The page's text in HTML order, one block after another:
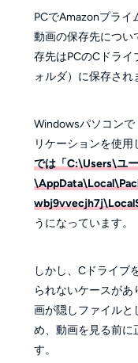
PCでAmazonプライ
動画の保存先につい
存先はPCのCドラ
ォルダ）に保存され
Windowsパソコン
リケーションを使用
では「C:\Users\ユ
うになっています。
しかし、Cドライブ
られないケースが
画が隠しファイルと
め、動画を見る前に
す。